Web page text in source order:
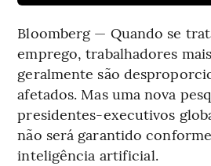
Bloomberg — Quando se
emprego, trabalhadores
geralmente são
afetados. Mas uma nova
presidentes-executivos
não será garantido
inteligência artificial.